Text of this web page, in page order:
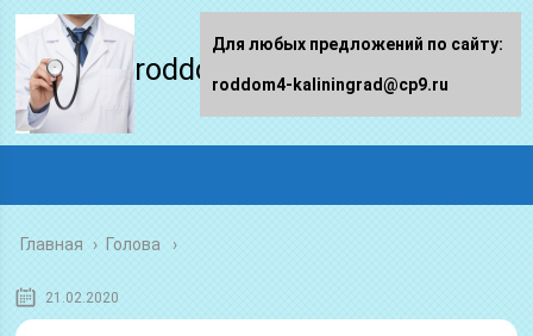
roddom4-kaliningrad.ru
Главная › Голова
21.02.2020
Для любых предложений по сайту:
roddom4-kaliningrad@cp9.ru